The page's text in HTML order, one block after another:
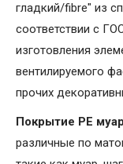
гладкий/fibre" из
соответствии с
изготовления
вентилируемого
прочих
Покрытие PE
различные по